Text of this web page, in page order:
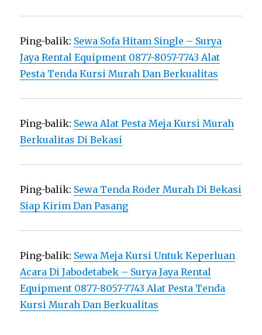
Ping-balik: Sewa Sofa Hitam Single – Surya
Jaya Rental Equipment 0877-8057-7743 Alat
Pesta Tenda Kursi Murah Dan Berkualitas
Ping-balik: Sewa Alat Pesta Meja Kursi Murah
Berkualitas Di Bekasi
Ping-balik: Sewa Tenda Roder Murah Di Bekasi
Siap Kirim Dan Pasang
Ping-balik: Sewa Meja Kursi Untuk Keperluan
Acara Di Jabodetabek – Surya Jaya Rental
Equipment 0877-8057-7743 Alat Pesta Tenda
Kursi Murah Dan Berkualitas